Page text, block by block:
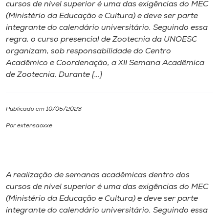
A
Unoesc
Internacionalização
CPA
Biblioteca
cursos de nível superior é uma das exigências do MEC
(Ministério da Educação e Cultura) e deve ser parte
integrante do calendário universitário. Seguindo essa
regra, o curso presencial de Zootecnia da UNOESC
organizam, sob responsabilidade do Centro
Acadêmico e Coordenação, a XII Semana Acadêmica
de Zootecnia. Durante […]
Publicado em 10/05/2023
Por extensaoxxe
A realização de semanas acadêmicas dentro dos
cursos de nível superior é uma das exigências do MEC
(Ministério da Educação e Cultura) e deve ser parte
integrante do calendário universitário. Seguindo essa